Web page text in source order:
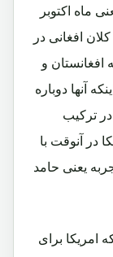
ماه اکتوبر
افغانی در
افغانستان و
آنها دوباره
در ترکیب
در آنوقت با
یعنی حامد
امریکا برای